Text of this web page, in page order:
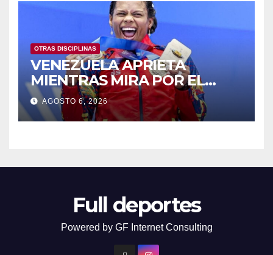
OTRAS DISCIPLINAS
VENEZUELA APRIETA
MIENTRAS MIRA POR EL
RETROVISOR
AGOSTO 6, 2026
Full deportes
Powered by GF Internet Consulting